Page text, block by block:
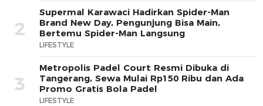
2
Supermal Karawaci Hadirkan Spider-Man
Brand New Day, Pengunjung Bisa Main,
Bertemu Spider-Man Langsung
LIFESTYLE
3
Metropolis Padel Court Resmi Dibuka di
Tangerang, Sewa Mulai Rp150 Ribu dan Ada
Promo Gratis Bola Padel
LIFESTYLE